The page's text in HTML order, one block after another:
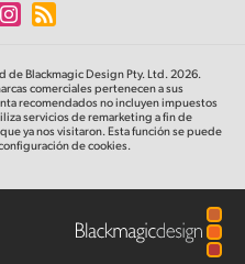
Blackmagic Design Pty. Ltd. 2026.
comerciales pertenecen a sus
recomendados no incluyen impuestos
servicios de remarketing a fin de
ya nos visitaron. Esta función se puede
de cookies.